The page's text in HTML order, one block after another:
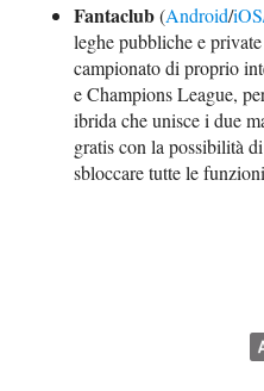
Fantaclub(Android/
leghe pubbliche e
campionato di proprio
e Champions League,
ibrida che unisce i due
gratis con la possibilità
sbloccare tutte le